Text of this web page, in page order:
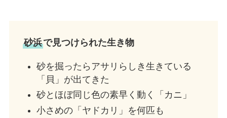
砂浜で見つけられた生き物
砂を掘ったらアサリらしき生きている
「貝」が出てきた
砂とほぼ同じ色の素早く動く「カニ」
小さめの「ヤドカリ」を何匹も